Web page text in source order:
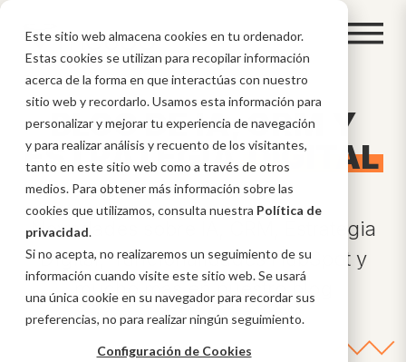
Este sitio web almacena cookies en tu ordenador.
Estas cookies se utilizan para recopilar información
acerca de la forma en que interactúas con nuestro
sitio web y recordarlo. Usamos esta información para
personalizar y mejorar tu experiencia de navegación
y para realizar análisis y recuento de los visitantes,
tanto en este sitio web como a través de otros
medios. Para obtener más información sobre las
cookies que utilizamos, consulta nuestra Política de
privacidad.
Si no acepta, no realizaremos un seguimiento de su
información cuando visite este sitio web. Se usará
una única cookie en su navegador para recordar sus
preferencias, no para realizar ningún seguimiento.
Configuración de Cookies
BLOG DE IA, CRM Y
ESTRATEGIADIGITAL
Novedades sobre IA, CRM, Estrategia
Digital, funcionalidades HubSpot y
mucho más en nuestro blog